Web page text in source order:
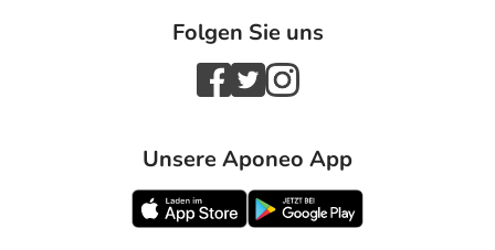
Folgen Sie uns
Unsere Aponeo App